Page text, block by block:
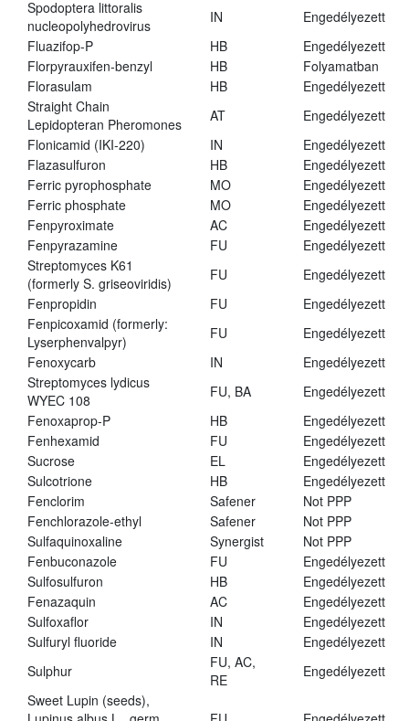
Spodoptera littoralis
nucleopolyhedrovirus
IN
Engedélyezett
Fluazifop-P
HB
Engedélyezett
Florpyrauxifen-benzyl
HB
Folyamatban
Florasulam
HB
Engedélyezett
Straight Chain
Lepidopteran Pheromones
AT
Engedélyezett
Flonicamid (IKI-220)
IN
Engedélyezett
Flazasulfuron
HB
Engedélyezett
Ferric pyrophosphate
MO
Engedélyezett
Ferric phosphate
MO
Engedélyezett
Fenpyroximate
AC
Engedélyezett
Fenpyrazamine
FU
Engedélyezett
Streptomyces K61
(formerly S. griseoviridis)
FU
Engedélyezett
Fenpropidin
FU
Engedélyezett
Fenpicoxamid (formerly:
Lyserphenvalpyr)
FU
Engedélyezett
Fenoxycarb
IN
Engedélyezett
Streptomyces lydicus
WYEC 108
FU, BA
Engedélyezett
Fenoxaprop-P
HB
Engedélyezett
Fenhexamid
FU
Engedélyezett
Sucrose
EL
Engedélyezett
Sulcotrione
HB
Engedélyezett
Fenclorim
Safener
Not PPP
Fenchlorazole-ethyl
Safener
Not PPP
Sulfaquinoxaline
Synergist
Not PPP
Fenbuconazole
FU
Engedélyezett
Sulfosulfuron
HB
Engedélyezett
Fenazaquin
AC
Engedélyezett
Sulfoxaflor
IN
Engedélyezett
Sulfuryl fluoride
IN
Engedélyezett
Sulphur
FU, AC,
RE
Engedélyezett
Sweet Lupin (seeds),